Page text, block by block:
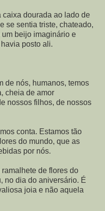
caixa dourada ao lado de
se sentia triste, chateado,
beijo imaginário e
posto ali.
de nós, humanos, temos
cheia de amor
nossos filhos, de nossos
conta. Estamos tão
do mundo, que as
por nós.
de flores do
no dia do aniversário. É
joia e não aquela